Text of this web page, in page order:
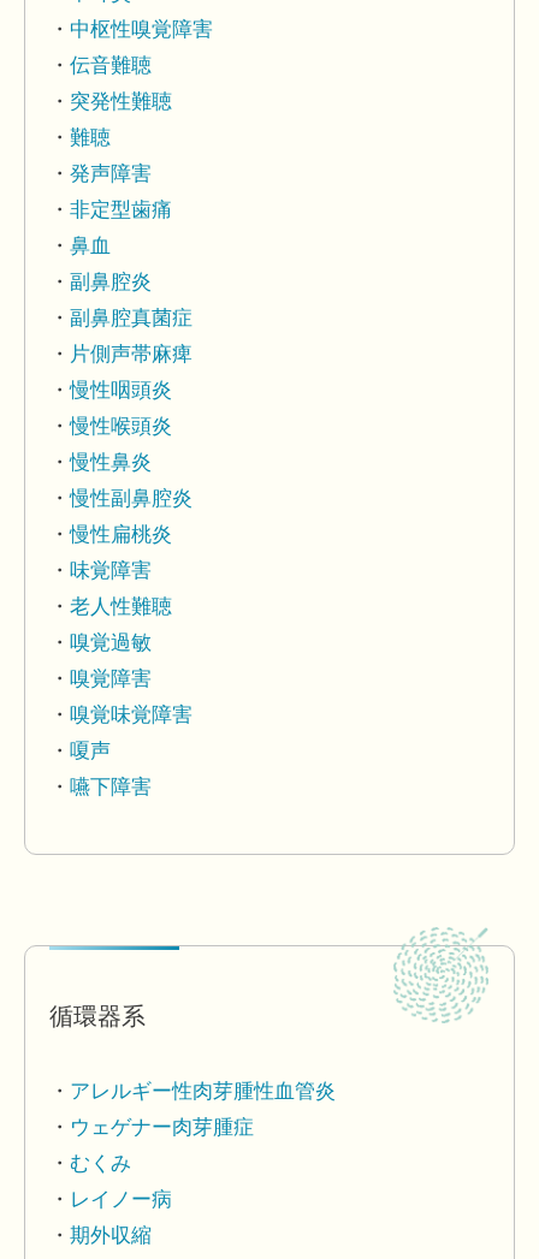
中枢性嗅覚障害
伝音難聴
突発性難聴
難聴
発声障害
非定型歯痛
鼻血
副鼻腔炎
副鼻腔真菌症
片側声帯麻痺
慢性咽頭炎
慢性喉頭炎
慢性鼻炎
慢性副鼻腔炎
慢性扁桃炎
味覚障害
老人性難聴
嗅覚過敏
嗅覚障害
嗅覚味覚障害
嗄声
嚥下障害
循環器系
アレルギー性肉芽腫性血管炎
ウェゲナー肉芽腫症
むくみ
レイノー病
期外収縮